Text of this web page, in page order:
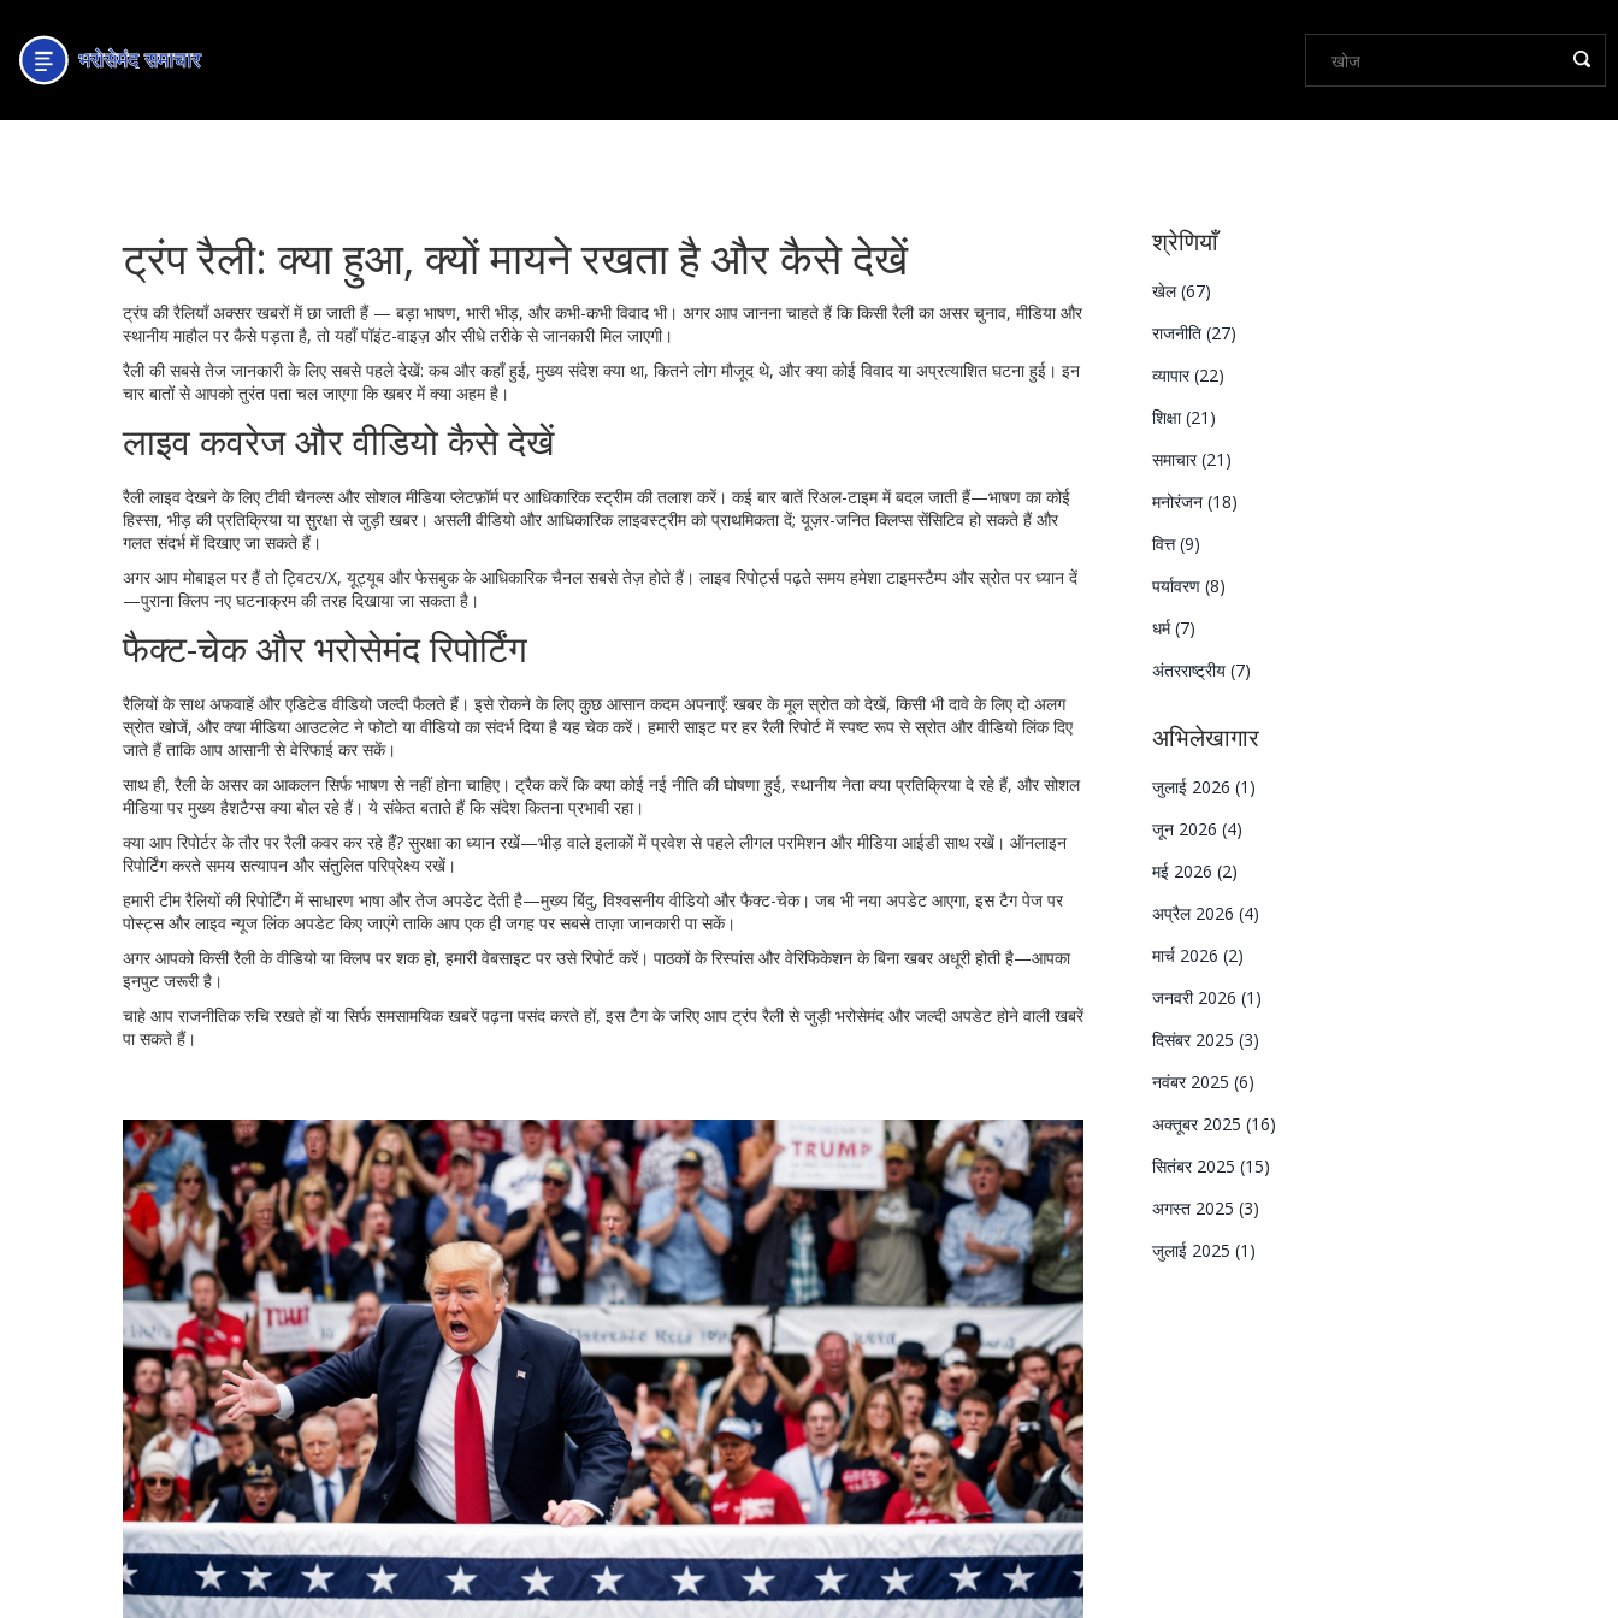
ट्रंप रैली: क्या हुआ, क्यों मायने रखता है और कैसे देखें
ट्रंप की रैलियाँ अक्सर खबरों में छा जाती हैं — बड़ा भाषण, भारी भीड़, और कभी-कभी विवाद भी। अगर आप जानना चाहते हैं कि किसी रैली का असर चुनाव, मीडिया और
स्थानीय माहौल पर कैसे पड़ता है, तो यहाँ पॉइंट-वाइज़ और सीधे तरीके से जानकारी मिल जाएगी।
रैली की सबसे तेज जानकारी के लिए सबसे पहले देखें: कब और कहाँ हुई, मुख्य संदेश क्या था, कितने लोग मौजूद थे, और क्या कोई विवाद या अप्रत्याशित घटना हुई। इन
चार बातों से आपको तुरंत पता चल जाएगा कि खबर में क्या अहम है।
लाइव कवरेज और वीडियो कैसे देखें
रैली लाइव देखने के लिए टीवी चैनल्स और सोशल मीडिया प्लेटफ़ॉर्म पर आधिकारिक स्ट्रीम की तलाश करें। कई बार बातें रिअल-टाइम में बदल जाती हैं—भाषण का कोई
हिस्सा, भीड़ की प्रतिक्रिया या सुरक्षा से जुड़ी खबर। असली वीडियो और आधिकारिक लाइवस्ट्रीम को प्राथमिकता दें; यूज़र-जनित क्लिप्स सेंसिटिव हो सकते हैं और
गलत संदर्भ में दिखाए जा सकते हैं।
अगर आप मोबाइल पर हैं तो ट्विटर/X, यूट्यूब और फेसबुक के आधिकारिक चैनल सबसे तेज़ होते हैं। लाइव रिपोर्ट्स पढ़ते समय हमेशा टाइमस्टैम्प और स्रोत पर ध्यान दें
—पुराना क्लिप नए घटनाक्रम की तरह दिखाया जा सकता है।
फैक्ट-चेक और भरोसेमंद रिपोर्टिंग
रैलियों के साथ अफवाहें और एडिटेड वीडियो जल्दी फैलते हैं। इसे रोकने के लिए कुछ आसान कदम अपनाएँ: खबर के मूल स्रोत को देखें, किसी भी दावे के लिए दो अलग
स्रोत खोजें, और क्या मीडिया आउटलेट ने फोटो या वीडियो का संदर्भ दिया है यह चेक करें। हमारी साइट पर हर रैली रिपोर्ट में स्पष्ट रूप से स्रोत और वीडियो लिंक दिए
जाते हैं ताकि आप आसानी से वेरिफाई कर सकें।
साथ ही, रैली के असर का आकलन सिर्फ भाषण से नहीं होना चाहिए। ट्रैक करें कि क्या कोई नई नीति की घोषणा हुई, स्थानीय नेता क्या प्रतिक्रिया दे रहे हैं, और सोशल
मीडिया पर मुख्य हैशटैग्स क्या बोल रहे हैं। ये संकेत बताते हैं कि संदेश कितना प्रभावी रहा।
क्या आप रिपोर्टर के तौर पर रैली कवर कर रहे हैं? सुरक्षा का ध्यान रखें—भीड़ वाले इलाकों में प्रवेश से पहले लीगल परमिशन और मीडिया आईडी साथ रखें। ऑनलाइन
रिपोर्टिंग करते समय सत्यापन और संतुलित परिप्रेक्ष्य रखें।
हमारी टीम रैलियों की रिपोर्टिंग में साधारण भाषा और तेज अपडेट देती है—मुख्य बिंदु, विश्वसनीय वीडियो और फैक्ट-चेक। जब भी नया अपडेट आएगा, इस टैग पेज पर
पोस्ट्स और लाइव न्यूज लिंक अपडेट किए जाएंगे ताकि आप एक ही जगह पर सबसे ताज़ा जानकारी पा सकें।
अगर आपको किसी रैली के वीडियो या क्लिप पर शक हो, हमारी वेबसाइट पर उसे रिपोर्ट करें। पाठकों के रिस्पांस और वेरिफिकेशन के बिना खबर अधूरी होती है—आपका
इनपुट जरूरी है।
चाहे आप राजनीतिक रुचि रखते हों या सिर्फ समसामयिक खबरें पढ़ना पसंद करते हों, इस टैग के जरिए आप ट्रंप रैली से जुड़ी भरोसेमंद और जल्दी अपडेट होने वाली खबरें
पा सकते हैं।
श्रेणियाँ
खेल(67)
राजनीति (27)
व्यापार(22)
शिक्षा(21)
समाचार(21)
मनोरंजन (18)
वित्त(9)
पर्यावरण (8)
धर्म(7)
अंतरराष्ट्रीय (7)
अभिलेखागार
जुलाई 2026 (1)
जून 2026 (4)
मई 2026 (2)
अप्रैल 2026 (4)
मार्च 2026 (2)
जनवरी 2026 (1)
दिसंबर 2025 (3)
नवंबर 2025 (6)
अक्तूबर 2025 (16)
सितंबर 2025 (15)
अगस्त 2025 (3)
जुलाई 2025 (1)